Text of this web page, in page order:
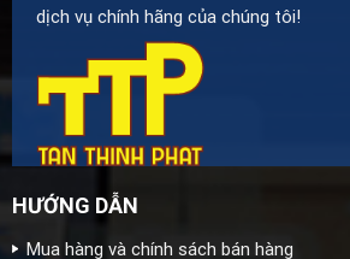
dịch vụ chính hãng của chúng tôi!
HƯỚNG DẪN
Mua hàng và chính sách bán hàng